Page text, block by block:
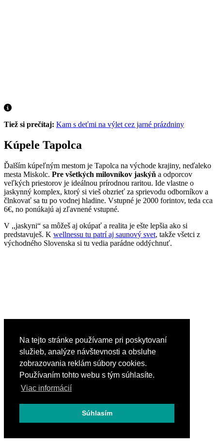
Na tejto stránke používame pri poskytovaní
služieb, analýze návštevnosti a obsluhe
zobrazovania reklám súbory cookies.
Používaním tohto webu s tým súhlasíte.
Viac informácií
Súhlasím
Tiež si prečítaj: Kam s deťmi na výlet cez jarné prázdniny
Kúpele Tapolca
Ďalším kúpeľným mestom je Tapolca na východe krajiny, neďaleko
mesta Miskolc. Pre všetkých milovníkov jaskýň a odporcov
veľkých priestorov je ideálnou prírodnou raritou. Ide vlastne o
jaskynný komplex, ktorý si vieš obzrieť za sprievodu odborníkov a
člnkovať sa tu po vodnej hladine. Vstupné je 2000 forintov, teda cca
6€, no ponúkajú aj zľavnené vstupné.
V ,,jaskyni“ sa môžeš aj okúpať a realita je ešte lepšia ako si
predstavuješ. K wellnessu tu patrí aj saunový svet, takže všetci z
východného Slovenska si tu vedia parádne oddýchnuť.